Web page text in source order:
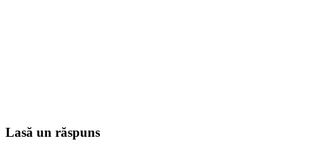
Lasă un răspuns